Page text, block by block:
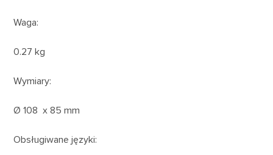
Waga:
0.27 kg
Wymiary:
Ø 108 x 85 mm
Obsługiwane języki: